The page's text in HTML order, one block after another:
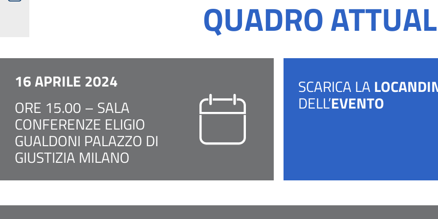
QUADRO
16 APRILE 2024
ORE 15.00 – SALA
CONFERENZE ELIGIO
GUALDONI PALAZZO DI
GIUSTIZIA MILANO
SCARICA LA
DELL’EVENTO